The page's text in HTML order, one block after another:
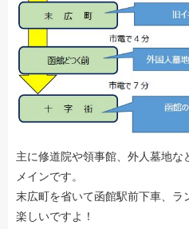
主に修道院や領事館、外人墓地
メインです。
末広町を省いて函館駅前下車、ラ
楽しいですよ！